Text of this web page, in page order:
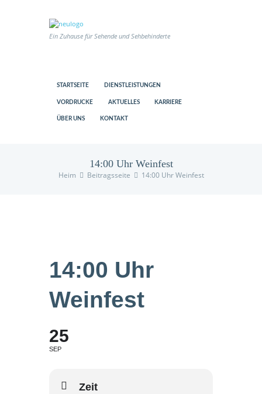
Ein Zuhause für Sehende und Sehbehinderte
STARTSEITE DIENSTLEISTUNGEN
VORDRUCKE AKTUELLES KARRIERE
ÜBER UNS KONTAKT
14:00 Uhr Weinfest
Heim Beitragsseite 14:00 Uhr Weinfest
14:00 Uhr
Weinfest
25
SEP
Zeit